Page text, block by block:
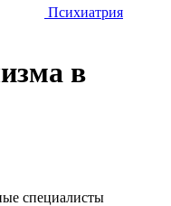
Психиатрия
в
специалисты